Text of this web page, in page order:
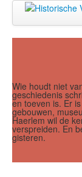
Zien
Lezen
Over ons
Wie houdt niet
geschiedenis
en toeven is. Er
gebouwen,
Haerlem wil de
verspreiden. En
gisteren.
Jaar